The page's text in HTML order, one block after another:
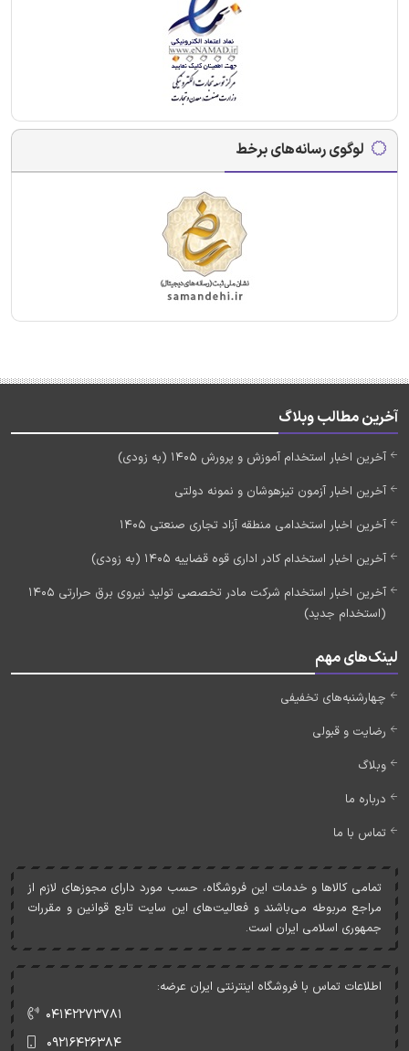
لوگوی رسانه‌های برخط
آخرین مطالب وبلاگ
آخرین اخبار استخدام آموزش و پرورش 1405 (به زودی)
آخرین اخبار آزمون تیزهوشان و نمونه دولتی
آخرین اخبار استخدامی منطقه آزاد تجاری صنعتی 1405
آخرین اخبار استخدام کادر اداری قوه قضاییه 1405 (به زودی)
آخرین اخبار استخدام شرکت مادر تخصصی تولید نیروی برق حرارتی 1405
(استخدام جدید)
لینک‌های مهم
چهارشنبه‌های تخفیفی
رضایت و قبولی
وبلاگ
درباره ما
تماس با ما
تمامی کالاها و خدمات اين فروشگاه، حسب مورد دارای مجوزهای لازم از
مراجع مربوطه می‌باشند و فعاليت‌های اين سايت تابع قوانين و مقررات
جمهوری اسلامی ايران است.
اطلاعات تماس با فروشگاه اینترنتی ایران عرضه:
۰۴۱۴۲۲۷۳۷۸۱
۰۹۲۱۶۴۲۶۳۸۴